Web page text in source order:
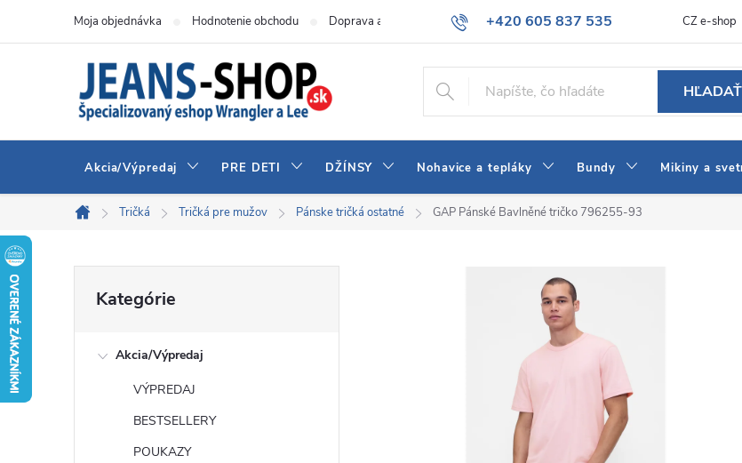
+420 605 837 535
info@jeans-shop.sk
Moja objednávka Hodnotenie obchodu Doprava a platba Všeobecné obchodné podmienky Ako vybraťCZ e-shop
HĽADAŤ
Akcia/Výpredaj PRE DETI DŽÍNSY Nohavice a tepláky Bundy Mikiny a
Domov
Tričká Tričká pre mužov Pánske tričká ostatné GAP Pánské Bavlněné tričko 796255-93
kategórie
Kategórie
Akcia/Výpredaj
VÝPREDAJ
BESTSELLERY
POUKAZY